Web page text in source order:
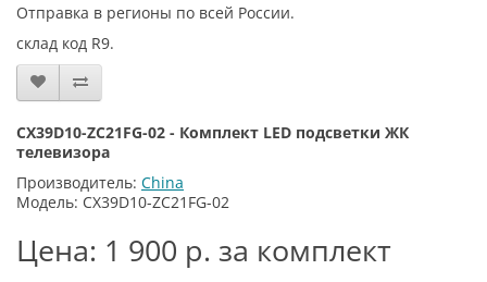
Отправка в регионы по всей России.
склад код R9.
CX39D10-ZC21FG-02 - Комплект LED подсветки ЖК
телевизора
Производитель: China
Модель: CX39D10-ZC21FG-02
Цена: 1 900 р. за комплект